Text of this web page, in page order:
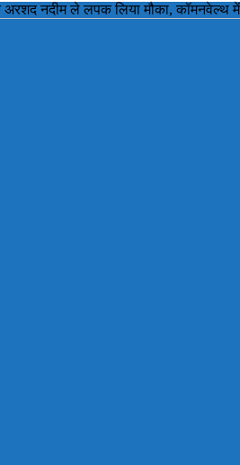
नदीम ले लपक लिया मौका, कॉमनवेल्थ में